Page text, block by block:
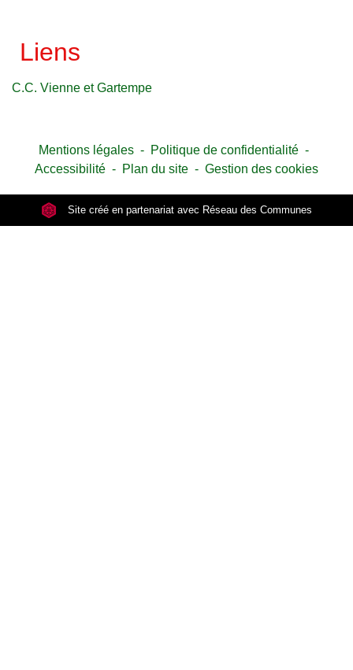
Liens
C.C. Vienne et Gartempe
Mentions légales - Politique de confidentialité -
Accessibilité - Plan du site - Gestion des cookies
Site créé en partenariat avec Réseau des Communes